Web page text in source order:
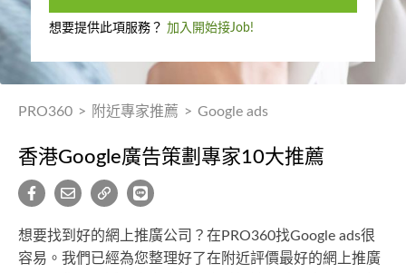
想要提供此項服務？ 加入開始接Job!
PRO360 > 附近專家推薦 > Google ads
香港Google廣告策劃專家10大推薦
想要找到好的網上推廣公司？在PRO360找Google ads很
容易。我們已經為您整理好了在附近評價最好的網上推廣